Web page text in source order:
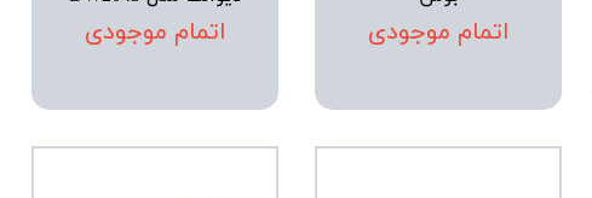
اتمام موجودی اتمام موجودی